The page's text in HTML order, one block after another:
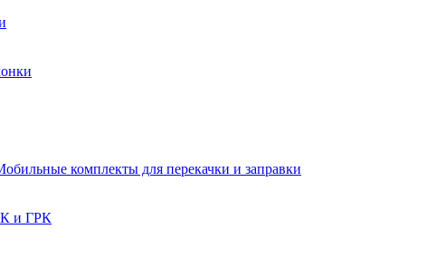
комплекты для перекачки и заправки
и ГРК